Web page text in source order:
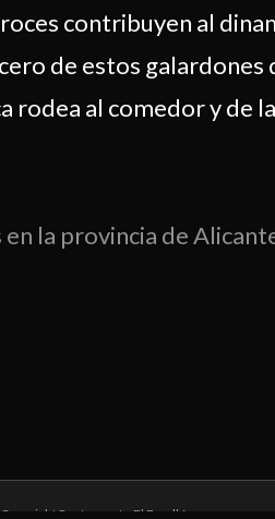
contribuyen al
de estos galardones
al comedor y de
en la provincia de
Restaurante El Faralló